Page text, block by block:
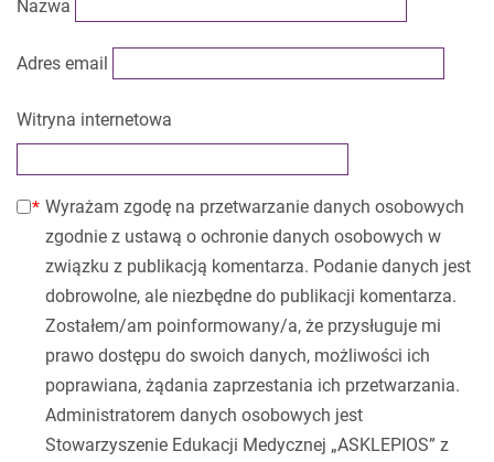
Nazwa
Adres email
Witryna internetowa
Wyrażam zgodę na przetwarzanie danych osobowych
zgodnie z ustawą o ochronie danych osobowych w
związku z publikacją komentarza. Podanie danych jest
dobrowolne, ale niezbędne do publikacji komentarza.
Zostałem/am poinformowany/a, że przysługuje mi
prawo dostępu do swoich danych, możliwości ich
poprawiana, żądania zaprzestania ich przetwarzania.
Administratorem danych osobowych jest
Stowarzyszenie Edukacji Medycznej „ASKLEPIOS” z